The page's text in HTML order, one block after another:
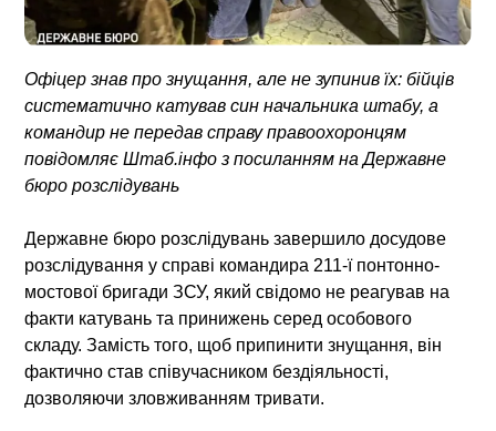
Офіцер знав про знущання, але не зупинив їх: бійців
систематично катував син начальника штабу, а
командир не передав справу правоохоронцям
повідомляє Штаб.інфо з посиланням на Державне
бюро розслідувань
Державне бюро розслідувань завершило досудове
розслідування у справі командира 211-ї понтонно-
мостової бригади ЗСУ, якийсвідомо не реагував на
факти катувань та принижень серед особового
складу. Замість того, щоб припинити знущання, він
фактичностав співучасником бездіяльності,
дозволяючи зловживанням тривати.